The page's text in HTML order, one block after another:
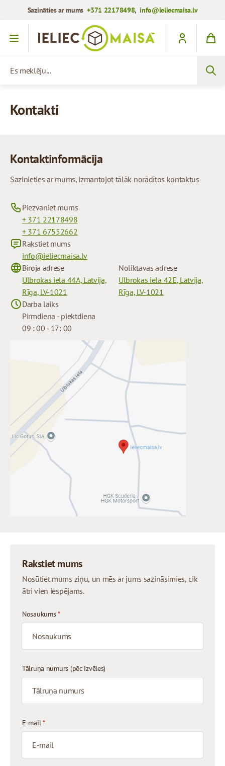
Sazināties ar mums+371 22178498,info@ieliecmaisa.lv
Iet uz saturu
Kontakti
Kontaktinformācija
Sazinieties ar mums, izmantojot tālāk norādītos kontaktus
Piezvaniet mums
+ 371 22178498
+ 371 67552662
Rakstiet mums
info@ieliecmaisa.lv
Biroja adrese
Ulbrokas iela 44A, Latvija,
Rīga, LV-1021
Noliktavas adrese
Ulbrokas iela 42E, Latvija,
Rīga, LV-1021
Darba laiks
Pirmdiena - piektdiena
09 : 00 - 17: 00
Rakstiet mums
Nosūtiet mums ziņu, un mēs ar jums sazināsimies, cik
ātri vien iespējams.
Nosaukums*
Tālruņa numurs (pēc izvēles)
E-mail*